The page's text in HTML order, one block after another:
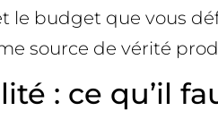
le budget que vous
source de vérité
: ce qu’il